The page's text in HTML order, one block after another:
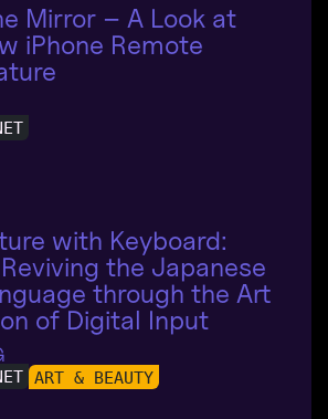
Mirror – A Look at
iPhone Remote
with Keyboard:
the Japanese
through the Art
of Digital Input
ART & BEAUTY